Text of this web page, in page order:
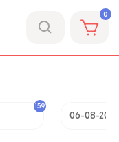
0
159
06-08-2026